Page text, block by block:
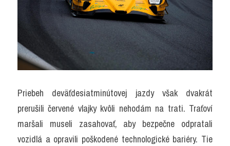
Priebeh deväťdesiatminútovej jazdy však dvakrát
prerušili červené vlajky kvôli nehodám na trati. Traťoví
maršali museli zasahovať, aby bezpečne odpratali
vozidlá a opravili poškodené technologické bariéry. Tie